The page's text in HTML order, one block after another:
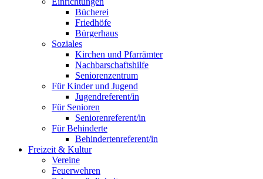
Bücherei
Friedhöfe
Bürgerhaus
Soziales
Kirchen und Pfarrämter
Nachbarschaftshilfe
Seniorenzentrum
Für Kinder und Jugend
Jugendreferent/in
Für Senioren
Seniorenreferent/in
Für Behinderte
Behindertenreferent/in
Freizeit & Kultur
Vereine
Feuerwehren